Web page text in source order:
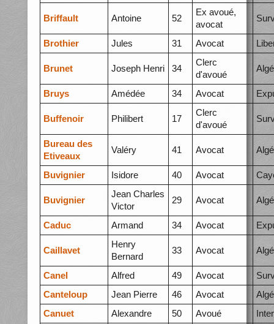
Briffault Antoine 52
Ex avoué,
avocat
Brothier Jules 31 Avocat
Brunet Joseph Henri 34
Clerc
d'avoué
Bruys Amédée 34 Avocat
Buffenoir Philibert 17
Clerc
d'avoué
Bureau des
Etiveaux
Valéry 41 Avocat
Buvignier Isidore 40 Avocat
Buvignier
Jean Charles
Victor
29 Avocat
Caduc Armand 34 Avocat
Caillavet
Henry
Bernard
33 Avocat
Canel Alfred 49 Avocat
Canteloup
Jean Pierre 46 Avocat
Canuet
Alexandre 50 Avoué